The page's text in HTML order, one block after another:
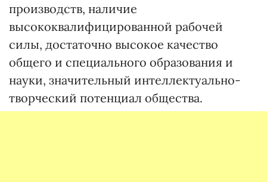
производств, наличие
высококвалифицированной рабочей
силы, достаточно высокое качество
общего и специального образования и
науки, значительный интеллектуально-
творческий потенциал общества.